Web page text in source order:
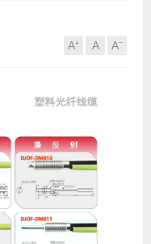
A⁺ A A⁻